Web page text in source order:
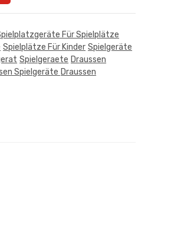
Für Spielplätze
Spielplätze Für Kinder Spielgeräte
Spielgeraete Draussen
Spielgeräte Draussen